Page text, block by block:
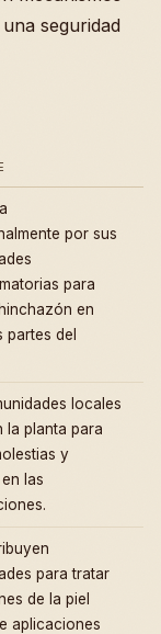
seguridad
por sus
para
en
partes del
locales
la planta para
y
las
para tratar
de la piel
aplicaciones